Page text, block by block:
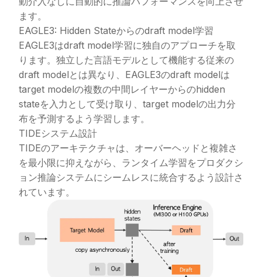
ます。
EAGLE3: Hidden Stateからのdraft model学習
EAGLE3はdraft model学習に独自のアプローチを取
ります。独立した言語モデルとして機能する従来の
draft modelとは異なり、EAGLE3のdraft modelは
target modelの複数の中間レイヤーからのhidden
stateを入力として受け取り、target modelの出力分
布を予測するよう学習します。
TIDEシステム設計
TIDEのアーキテクチャは、オーバーヘッドと複雑さ
を最小限に抑えながら、ランタイム学習をプロダクシ
ョン推論システムにシームレスに統合するよう設計さ
れています。